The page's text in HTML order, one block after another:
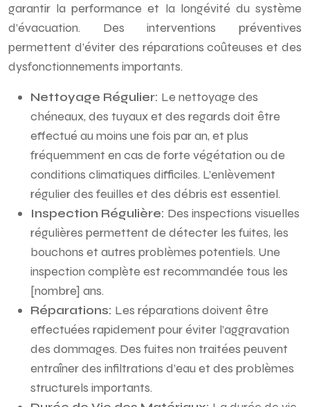
garantir la performance et la longévité du système
d’évacuation. Des interventions préventives
permettent d’éviter des réparations coûteuses et des
dysfonctionnements importants.
Nettoyage Régulier: Le nettoyage des
chéneaux, des tuyaux et des regards doit être
effectué au moins une fois par an, et plus
fréquemment en cas de forte végétation ou de
conditions climatiques difficiles. L’enlèvement
régulier des feuilles et des débris est essentiel.
Inspection Régulière: Des inspections visuelles
régulières permettent de détecter les fuites, les
bouchons et autres problèmes potentiels. Une
inspection complète est recommandée tous les
[nombre] ans.
Réparations: Les réparations doivent être
effectuées rapidement pour éviter l’aggravation
des dommages. Des fuites non traitées peuvent
entraîner des infiltrations d’eau et des problèmes
structurels importants.